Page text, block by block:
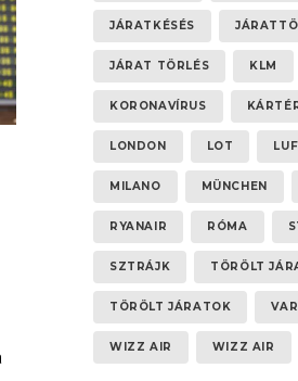
JÁRATKÉSÉS
JÁRAT TÖRLÉS KLM
KORONAVÍRUS
LONDON LOT
MILANO MÜNCHEN
RYANAIR RÓMA
SZTRÁJK TÖRÖLT
TÖRÖLT JÁRATOK
WIZZ AIR WIZZ AIR